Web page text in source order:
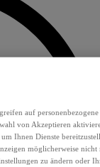
auf
von Akzeptieren
Ihnen Dienste
möglicherweise nicht
zu ändern oder